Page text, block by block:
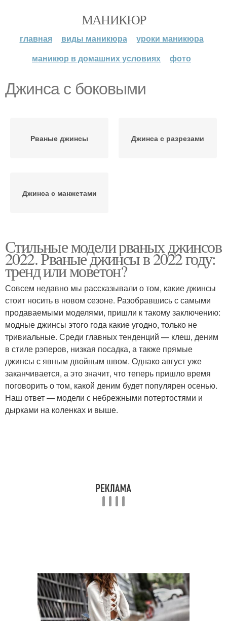
МАНИКЮР
главная виды маникюра
уроки маникюра
маникюр в домашних условиях
фото
Джинса с боковыми
Рваные джинсы Джинса с разрезами
Джинса с манжетами
Стильные модели рваных джинсов
2022. Рваные джинсы в 2022 году:
тренд или моветон?
Совсем недавно мы рассказывали о том, какие джинсы
стоит носить в новом сезоне. Разобравшись с самыми
продаваемыми моделями, пришли к такому заключению:
модные джинсы этого года какие угодно, только не
тривиальные. Среди главных тенденций — клеш, деним
в стиле рэперов, низкая посадка, а также прямые
джинсы с явным двойным швом. Однако август уже
заканчивается, а это значит, что теперь пришло время
поговорить о том, какой деним будет популярен осенью.
Наш ответ — модели с небрежными потертостями и
дырками на коленках и выше.